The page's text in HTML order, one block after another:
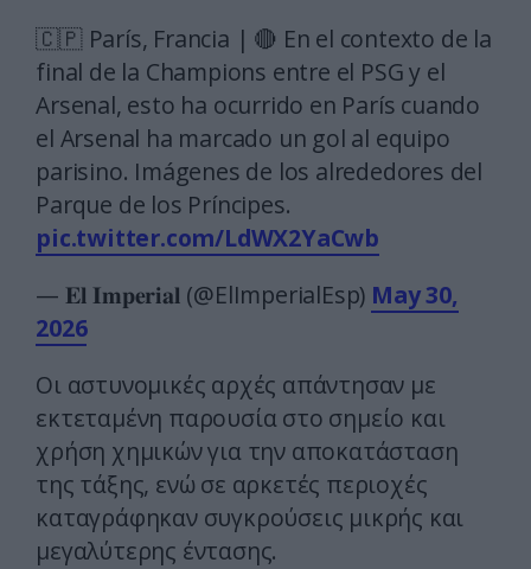
🇨🇵 París, Francia | 🔴 En el contexto de la
final de la Champions entre el PSG y el
Arsenal, esto ha ocurrido en París cuando
el Arsenal ha marcado un gol al equipo
parisino. Imágenes de los alrededores del
Parque de los Príncipes.
pic.twitter.com/LdWX2YaCwb
— 𝐄𝐥 𝐈𝐦𝐩𝐞𝐫𝐢𝐚𝐥 (@ElImperialEsp) May 30,
2026
Οι αστυνομικές αρχές απάντησαν με
εκτεταμένη παρουσία στο σημείο και
χρήση χημικών για την αποκατάσταση
της τάξης, ενώ σε αρκετές περιοχές
καταγράφηκαν συγκρούσεις μικρής και
μεγαλύτερης έντασης.